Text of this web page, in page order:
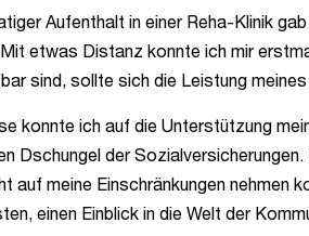
Aufenthalt in einer Reha-Klinik
etwas Distanz konnte ich mir
sind, sollte sich die Leistung
konnte ich auf die Unterstützung
Dschungel der
auf meine Einschränkungen nehmen
einen Einblick in die Welt der